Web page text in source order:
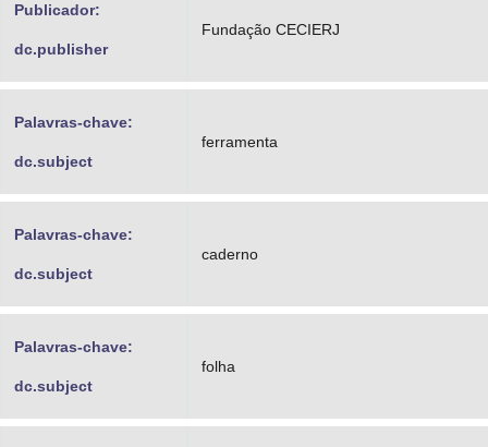
Publicador:
dc.publisher
Fundação CECIERJ
Palavras-chave:
dc.subject
ferramenta
Palavras-chave:
dc.subject
caderno
Palavras-chave:
dc.subject
folha